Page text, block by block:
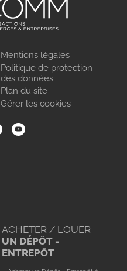
Mentions légales
Politique de protection
des données
Plan du site
Gérer les cookies
ACHETER / LOUER
UN DÉPÔT -
ENTREPÔT